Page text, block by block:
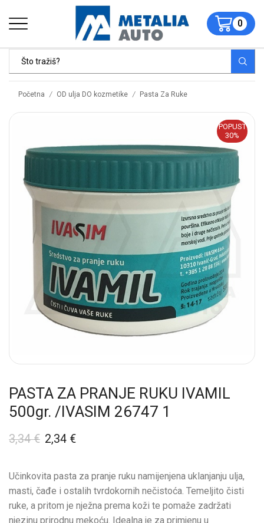
0
Početna / OD ulja DO kozmetike / Pasta Za Ruke
POPUST
30%
PASTA ZA PRANJE RUKU IVAMIL
500gr. /IVASIM 26747 1
3,34€ 2,34 €
Učinkovita pasta za pranje ruku namijenjena uklanjanju ulja,
masti, čađe i ostalih tvrdokornih nečistoća. Temeljito čisti
ruke, a pritom je nježna prema koži te pomaže zadržati
njezinu prirodnu mekoću. Idealna je za primjenu u